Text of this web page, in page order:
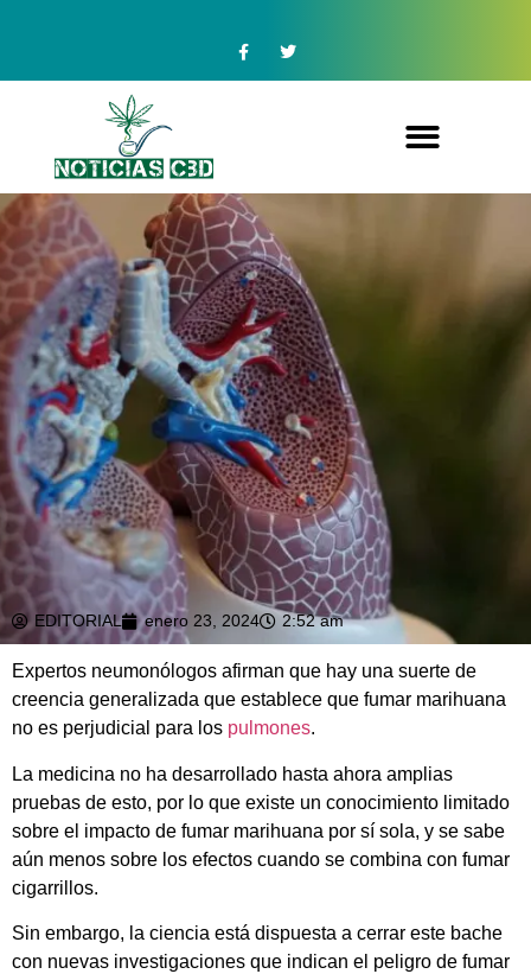
EDITORIAL enero 23, 2024 2:52 am
Expertos neumonólogos afirman que hay una suerte de
creencia generalizada que establece que fumar marihuana
no es perjudicial para los pulmones.
La medicina no ha desarrollado hasta ahora amplias
pruebas de esto, por lo que existe un conocimiento limitado
sobre el impacto de fumar marihuana por sí sola, y se sabe
aún menos sobre los efectos cuando se combina con fumar
cigarrillos.
Sin embargo, la ciencia está dispuesta a cerrar este bache
con nuevas investigaciones que indican el peligro de fumar